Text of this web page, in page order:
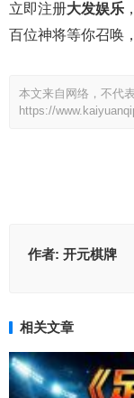
立即注册大发娱乐
百位神将等你召唤
本文来自网络，不代
https://
作者: 开元棋牌
相关文章